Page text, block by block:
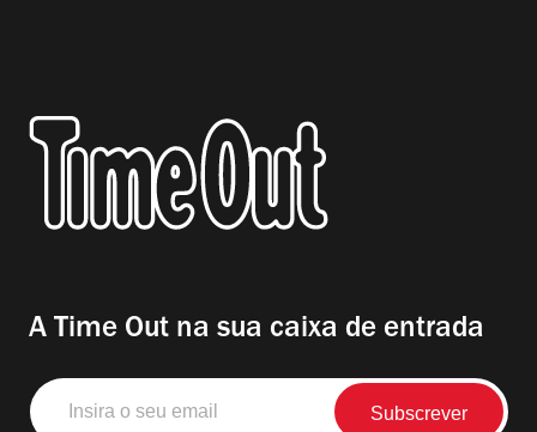
A Time Out na sua caixa de entrada
Insira
o